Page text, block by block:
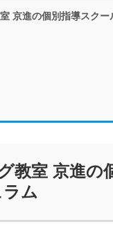
京進の個別指導スク
教室 京進の
ム